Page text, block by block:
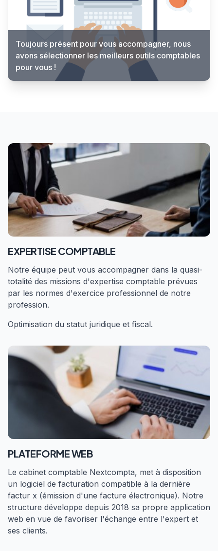
Toujours présent pour vous accompagner, nous
avons sélectionner les meilleurs outils comptables
pour vous !
EXPERTISE COMPTABLE
Notre équipe peut vous accompagner dans la quasi-
totalité des missions d'expertise comptable prévues
par les normes d'exercice professionnel de notre
profession.
Optimisation du statut juridique et fiscal.
PLATEFORME WEB
Le cabinet comptable Nextcompta, met à disposition
un logiciel de facturation compatible à la dernière
factur x (émission d'une facture électronique). Notre
structure développe depuis 2018 sa propre application
web en vue de favoriser l'échange entre l'expert et
ses clients.